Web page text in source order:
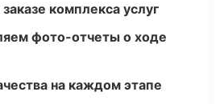
комплекса услуг
фото-отчеты о ходе
на каждом этапе